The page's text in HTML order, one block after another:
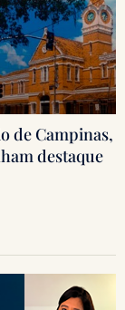
de Campinas,
destaque